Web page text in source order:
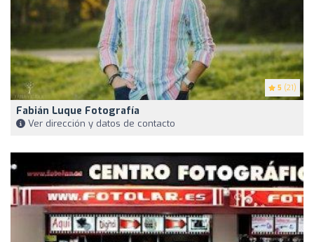
5 (21)
Fabián Luque Fotografía
Ver dirección y datos de contacto